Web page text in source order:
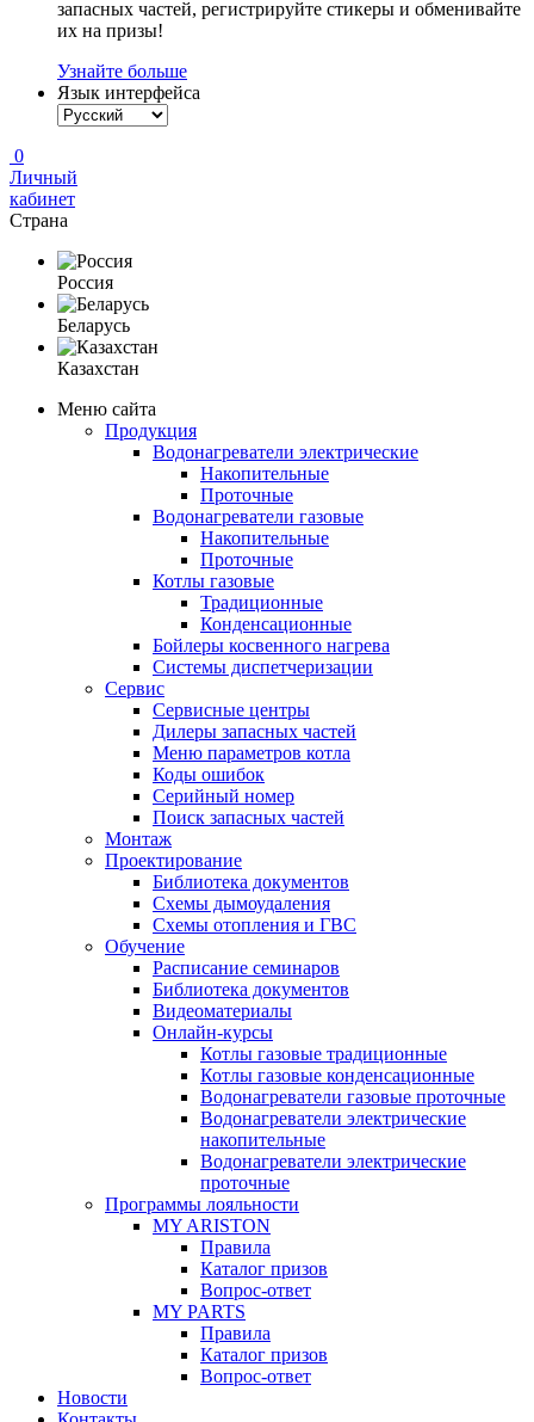
запасных частей, регистрируйте стикеры и обменивайте
их на призы!
Узнайте больше
Язык интерфейса
0
Личный
кабинет
Страна
Россия
Беларусь
Казахстан
Меню сайта
Продукция
Водонагреватели электрические
Накопительные
Проточные
Водонагреватели газовые
Накопительные
Проточные
Котлы газовые
Традиционные
Конденсационные
Бойлеры косвенного нагрева
Системы диспетчеризации
Сервис
Сервисные центры
Дилеры запасных частей
Меню параметров котла
Коды ошибок
Серийный номер
Поиск запасных частей
Монтаж
Проектирование
Библиотека документов
Схемы дымоудаления
Схемы отопления и ГВС
Обучение
Расписание семинаров
Библиотека документов
Видеоматериалы
Онлайн-курсы
Котлы газовые традиционные
Котлы газовые конденсационные
Водонагреватели газовые проточные
Водонагреватели электрические
накопительные
Водонагреватели электрические
проточные
Программы лояльности
MY ARISTON
Правила
Каталог призов
Вопрос-ответ
MY PARTS
Правила
Каталог призов
Вопрос-ответ
Новости